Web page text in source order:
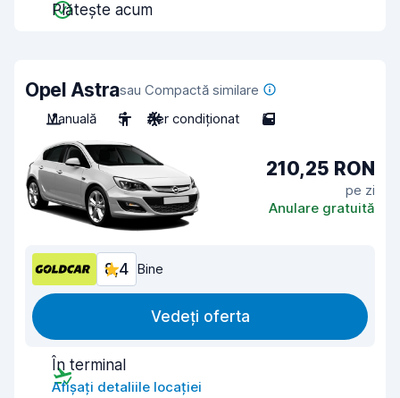
Plătește acum
Opel Astrasau Compactă similare
Manuală
5 Aer condiționat 5
210,25 RON
pe zi
Anulare gratuită
8,4 Bine
Vedeți oferta
În terminal
Afișați detaliile locației